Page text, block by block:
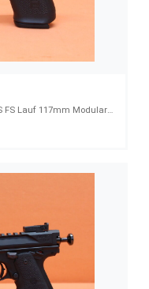
Ha.Pistole 10mmAuto Glock 20 Gen5 MOS FS Lauf 117mm Modular Optic System für Red Dot Sight